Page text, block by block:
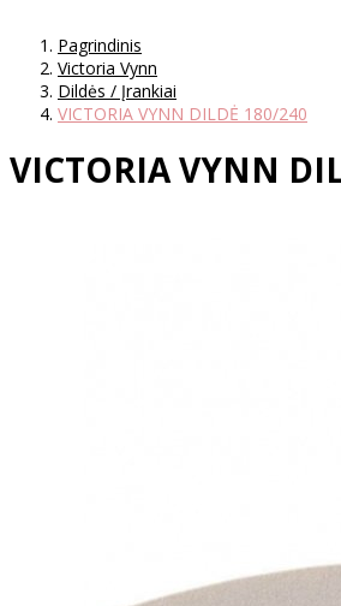
Pagrindinis
Victoria Vynn
Dildės / Įrankiai
VICTORIA VYNN DILDĖ 180/240
VICTORIA VYNN